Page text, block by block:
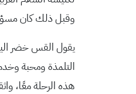
وقبل ذلك كان مسؤول
يقول القس خضر
التلمذة ومحبة
هذه الرحلة معًا،